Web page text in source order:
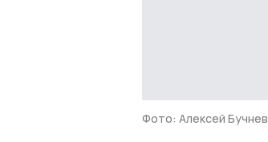
Фото: Алексей Бучнев